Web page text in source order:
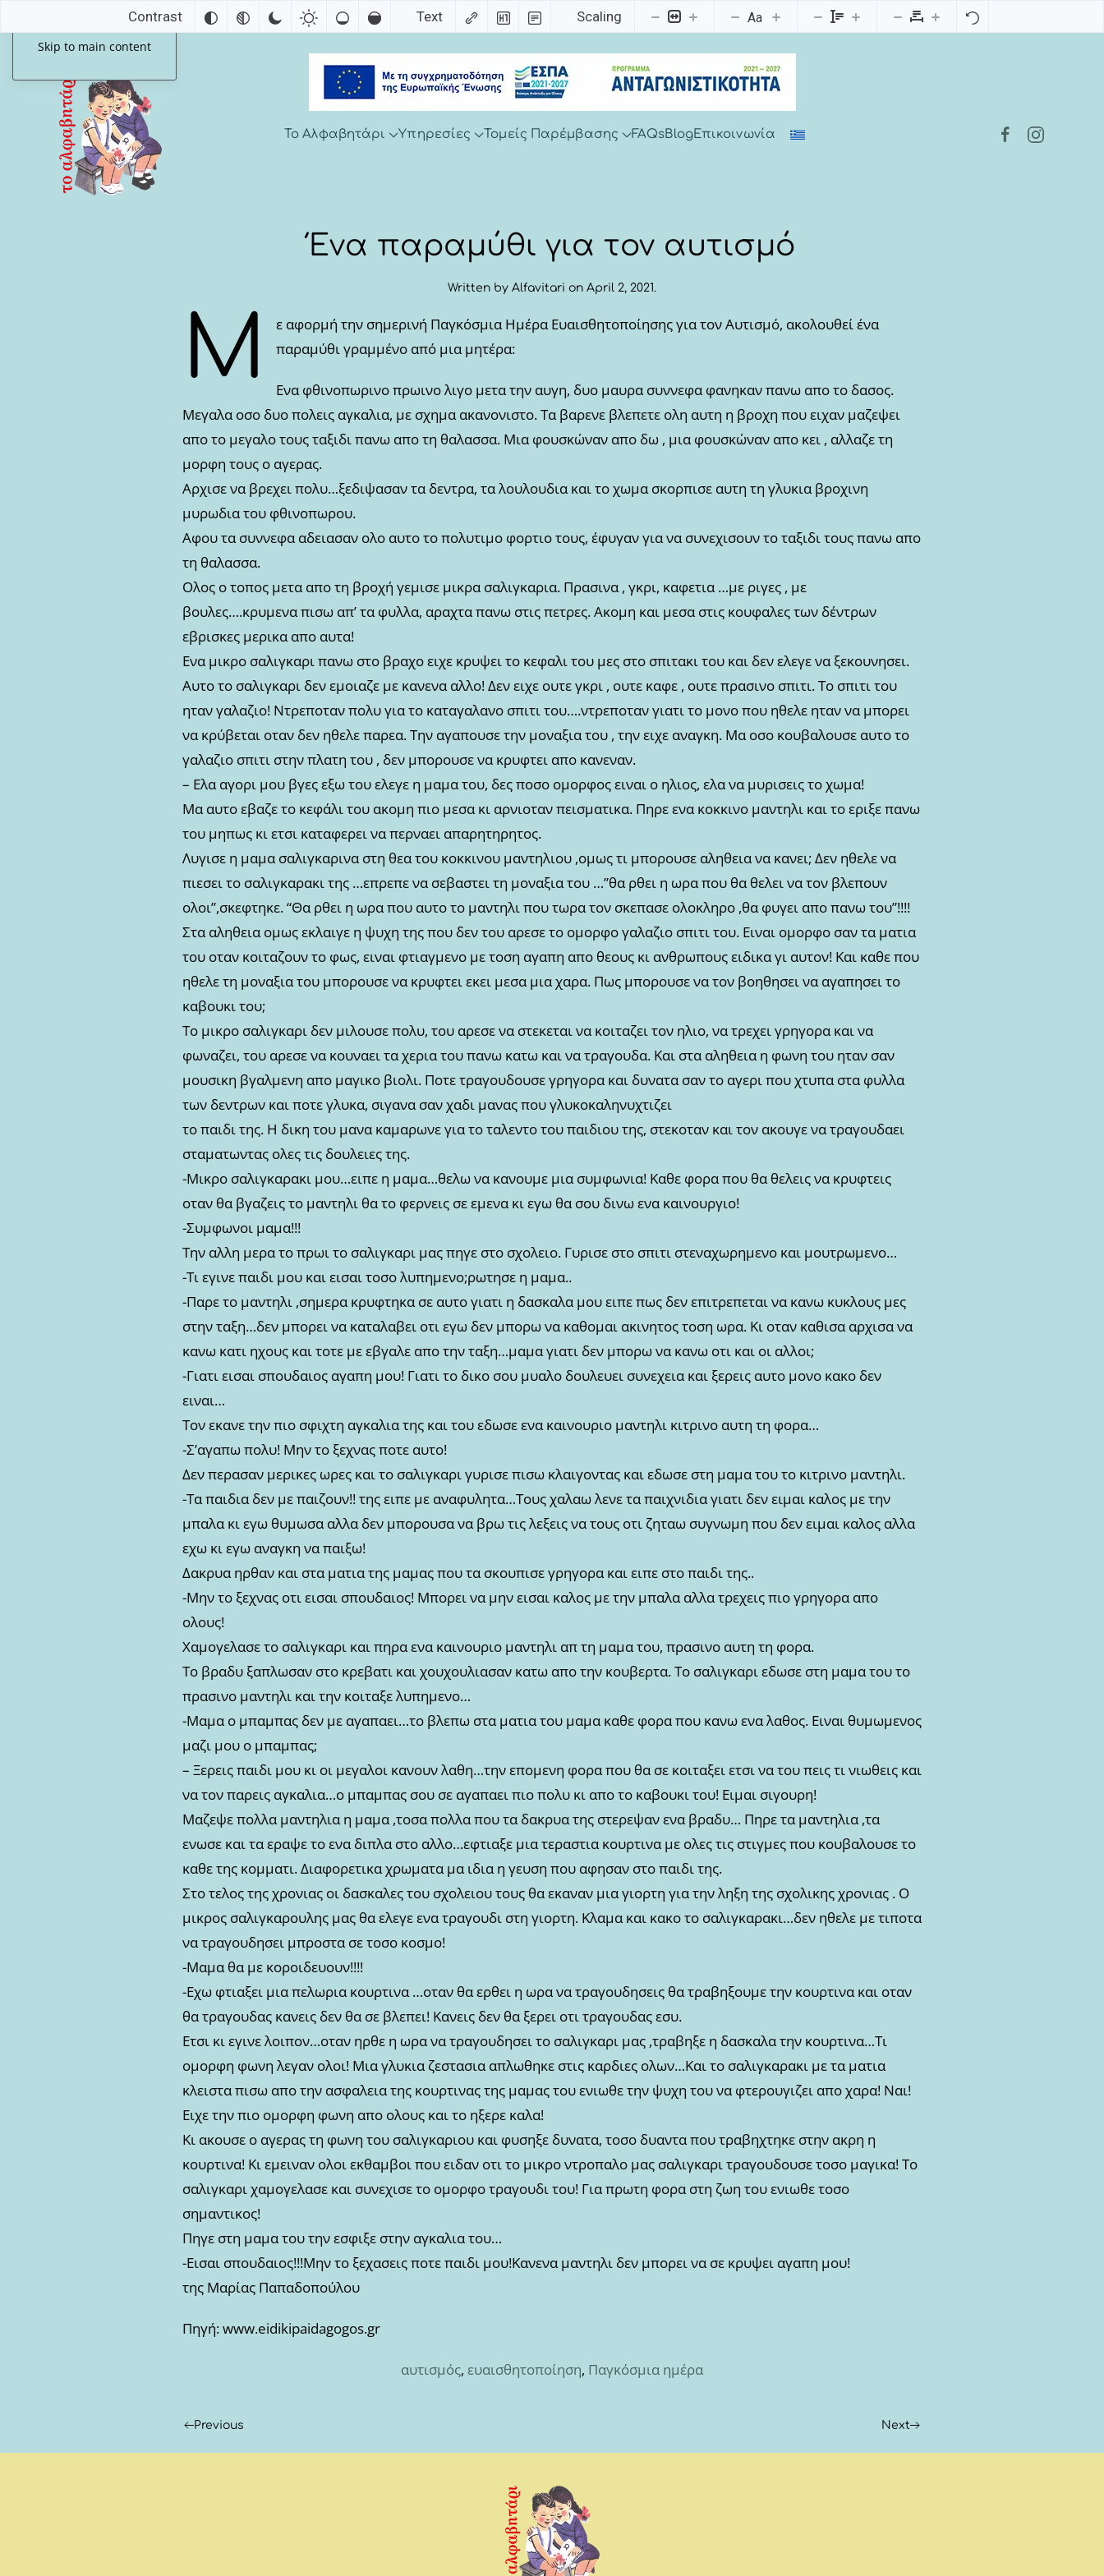
Contrast Text Scaling
Aa
Skip to main content
Το Αλφαβητάρι Υπηρεσίες Τομείς Παρέμβασης FAQsBlogΕπικοινωνία
Ένα παραμύθι για τον αυτισμό
Written by Alfavitari on April 2, 2021.
Μ
ε αφορμή την σημερινή Παγκόσμια Ημέρα Ευαισθητοποίησης για τον Αυτισμό, ακολουθεί ένα
παραμύθι γραμμένο από μια μητέρα:
Ενα φθινοπωρινο πρωινο λιγο μετα την αυγη, δυο μαυρα συννεφα φανηκαν πανω απο το δασος.
Μεγαλα οσο δυο πολεις αγκαλια, με σχημα ακανονιστο. Τα βαρενε βλεπετε ολη αυτη η βροχη που ειχαν μαζεψει
απο το μεγαλο τους ταξιδι πανω απο τη θαλασσα. Μια φουσκώναν απο δω , μια φουσκώναν απο κει , αλλαζε τη
μορφη τους ο αγερας.
Αρχισε να βρεχει πολυ…ξεδιψασαν τα δεντρα, τα λουλουδια και το χωμα σκορπισε αυτη τη γλυκια βροχινη
μυρωδια του φθινοπωρου.
Αφου τα συννεφα αδειασαν ολο αυτο το πολυτιμο φορτιο τους, έφυγαν για να συνεχισουν το ταξιδι τους πανω απο
τη θαλασσα.
Ολος ο τοπος μετα απο τη βροχή γεμισε μικρα σαλιγκαρια. Πρασινα , γκρι, καφετια …με ριγες , με
βουλες….κρυμενα πισω απ’ τα φυλλα, αραχτα πανω στις πετρες. Ακομη και μεσα στις κουφαλες των δέντρων
εβρισκες μερικα απο αυτα!
Ενα μικρο σαλιγκαρι πανω στο βραχο ειχε κρυψει το κεφαλι του μες στο σπιτακι του και δεν ελεγε να ξεκουνησει.
Αυτο το σαλιγκαρι δεν εμοιαζε με κανενα αλλο! Δεν ειχε ουτε γκρι , ουτε καφε , ουτε πρασινο σπιτι. Το σπιτι του
ηταν γαλαζιο! Ντρεποταν πολυ για το καταγαλανο σπιτι του….ντρεποταν γιατι το μονο που ηθελε ηταν να μπορει
να κρύβεται οταν δεν ηθελε παρεα. Την αγαπουσε την μοναξια του , την ειχε αναγκη. Μα οσο κουβαλουσε αυτο το
γαλαζιο σπιτι στην πλατη του , δεν μπορουσε να κρυφτει απο κανεναν.
– Ελα αγορι μου βγες εξω του ελεγε η μαμα του, δες ποσο ομορφος ειναι ο ηλιος, ελα να μυρισεις το χωμα!
Μα αυτο εβαζε το κεφάλι του ακομη πιο μεσα κι αρνιοταν πεισματικα. Πηρε ενα κοκκινο μαντηλι και το εριξε πανω
του μηπως κι ετσι καταφερει να περναει απαρητηρητος.
Λυγισε η μαμα σαλιγκαρινα στη θεα του κοκκινου μαντηλιου ,ομως τι μπορουσε αληθεια να κανει; Δεν ηθελε να
πιεσει το σαλιγκαρακι της …επρεπε να σεβαστει τη μοναξια του …”θα ρθει η ωρα που θα θελει να τον βλεπουν
ολοι”,σκεφτηκε. “Θα ρθει η ωρα που αυτο το μαντηλι που τωρα τον σκεπασε ολοκληρο ,θα φυγει απο πανω του”!!!!
Στα αληθεια ομως εκλαιγε η ψυχη της που δεν του αρεσε το ομορφο γαλαζιο σπιτι του. Ειναι ομορφο σαν τα ματια
του οταν κοιταζουν το φως, ειναι φτιαγμενο με τοση αγαπη απο θεους κι ανθρωπους ειδικα γι αυτον! Και καθε που
ηθελε τη μοναξια του μπορουσε να κρυφτει εκει μεσα μια χαρα. Πως μπορουσε να τον βοηθησει να αγαπησει το
καβουκι του;
Το μικρο σαλιγκαρι δεν μιλουσε πολυ, του αρεσε να στεκεται να κοιταζει τον ηλιο, να τρεχει γρηγορα και να
φωναζει, του αρεσε να κουναει τα χερια του πανω κατω και να τραγουδα. Και στα αληθεια η φωνη του ηταν σαν
μουσικη βγαλμενη απο μαγικο βιολι. Ποτε τραγουδουσε γρηγορα και δυνατα σαν το αγερι που χτυπα στα φυλλα
των δεντρων και ποτε γλυκα, σιγανα σαν χαδι μανας που γλυκοκαληνυχτιζει
το παιδι της. Η δικη του μανα καμαρωνε για το ταλεντο του παιδιου της, στεκοταν και τον ακουγε να τραγουδαει
σταματωντας ολες τις δουλειες της.
-Μικρο σαλιγκαρακι μου…ειπε η μαμα…θελω να κανουμε μια συμφωνια! Καθε φορα που θα θελεις να κρυφτεις
οταν θα βγαζεις το μαντηλι θα το φερνεις σε εμενα κι εγω θα σου δινω ενα καινουργιο!
-Συμφωνοι μαμα!!!
Την αλλη μερα το πρωι το σαλιγκαρι μας πηγε στο σχολειο. Γυρισε στο σπιτι στεναχωρημενο και μουτρωμενο…
-Τι εγινε παιδι μου και εισαι τοσο λυπημενο;ρωτησε η μαμα..
-Παρε το μαντηλι ,σημερα κρυφτηκα σε αυτο γιατι η δασκαλα μου ειπε πως δεν επιτρεπεται να κανω κυκλους μες
στην ταξη…δεν μπορει να καταλαβει οτι εγω δεν μπορω να καθομαι ακινητος τοση ωρα. Κι οταν καθισα αρχισα να
κανω κατι ηχους και τοτε με εβγαλε απο την ταξη…μαμα γιατι δεν μπορω να κανω οτι και οι αλλοι;
-Γιατι εισαι σπουδαιος αγαπη μου! Γιατι το δικο σου μυαλο δουλευει συνεχεια και ξερεις αυτο μονο κακο δεν
ειναι…
Τον εκανε την πιο σφιχτη αγκαλια της και του εδωσε ενα καινουριο μαντηλι κιτρινο αυτη τη φορα…
-Σ’αγαπω πολυ! Μην το ξεχνας ποτε αυτο!
Δεν περασαν μερικες ωρες και το σαλιγκαρι γυρισε πισω κλαιγοντας και εδωσε στη μαμα του το κιτρινο μαντηλι.
-Τα παιδια δεν με παιζουν!! της ειπε με αναφυλητα…Τους χαλαω λενε τα παιχνιδια γιατι δεν ειμαι καλος με την
μπαλα κι εγω θυμωσα αλλα δεν μπορουσα να βρω τις λεξεις να τους οτι ζηταω συγνωμη που δεν ειμαι καλος αλλα
εχω κι εγω αναγκη να παιξω!
Δακρυα ηρθαν και στα ματια της μαμας που τα σκουπισε γρηγορα και ειπε στο παιδι της..
-Μην το ξεχνας οτι εισαι σπουδαιος! Μπορει να μην εισαι καλος με την μπαλα αλλα τρεχεις πιο γρηγορα απο
ολους!
Χαμογελασε το σαλιγκαρι και πηρα ενα καινουριο μαντηλι απ τη μαμα του, πρασινο αυτη τη φορα.
Το βραδυ ξαπλωσαν στο κρεβατι και χουχουλιασαν κατω απο την κουβερτα. Το σαλιγκαρι εδωσε στη μαμα του το
πρασινο μαντηλι και την κοιταξε λυπημενο…
-Μαμα ο μπαμπας δεν με αγαπαει…το βλεπω στα ματια του μαμα καθε φορα που κανω ενα λαθος. Ειναι θυμωμενος
μαζι μου ο μπαμπας;
– Ξερεις παιδι μου κι οι μεγαλοι κανουν λαθη…την επομενη φορα που θα σε κοιταξει ετσι να του πεις τι νιωθεις και
να τον παρεις αγκαλια…ο μπαμπας σου σε αγαπαει πιο πολυ κι απο το καβουκι του! Ειμαι σιγουρη!
Μαζεψε πολλα μαντηλια η μαμα ,τοσα πολλα που τα δακρυα της στερεψαν ενα βραδυ… Πηρε τα μαντηλια ,τα
ενωσε και τα εραψε το ενα διπλα στο αλλο…εφτιαξε μια τεραστια κουρτινα με ολες τις στιγμες που κουβαλουσε το
καθε της κομματι. Διαφορετικα χρωματα μα ιδια η γευση που αφησαν στο παιδι της.
Στο τελος της χρονιας οι δασκαλες του σχολειου τους θα εκαναν μια γιορτη για την ληξη της σχολικης χρονιας . Ο
μικρος σαλιγκαρουλης μας θα ελεγε ενα τραγουδι στη γιορτη. Κλαμα και κακο το σαλιγκαρακι…δεν ηθελε με τιποτα
να τραγουδησει μπροστα σε τοσο κοσμο!
-Μαμα θα με κοροιδευουν!!!!
-Εχω φτιαξει μια πελωρια κουρτινα …οταν θα ερθει η ωρα να τραγουδησεις θα τραβηξουμε την κουρτινα και οταν
θα τραγουδας κανεις δεν θα σε βλεπει! Κανεις δεν θα ξερει οτι τραγουδας εσυ.
Ετσι κι εγινε λοιπον…οταν ηρθε η ωρα να τραγουδησει το σαλιγκαρι μας ,τραβηξε η δασκαλα την κουρτινα…Τι
ομορφη φωνη λεγαν ολοι! Μια γλυκια ζεστασια απλωθηκε στις καρδιες ολων…Και το σαλιγκαρακι με τα ματια
κλειστα πισω απο την ασφαλεια της κουρτινας της μαμας του ενιωθε την ψυχη του να φτερουγιζει απο χαρα! Ναι!
Ειχε την πιο ομορφη φωνη απο ολους και το ηξερε καλα!
Κι ακουσε ο αγερας τη φωνη του σαλιγκαριου και φυσηξε δυνατα, τοσο δυαντα που τραβηχτηκε στην ακρη η
κουρτινα! Κι εμειναν ολοι εκθαμβοι που ειδαν οτι το μικρο ντροπαλο μας σαλιγκαρι τραγουδουσε τοσο μαγικα! Το
σαλιγκαρι χαμογελασε και συνεχισε το ομορφο τραγουδι του! Για πρωτη φορα στη ζωη του ενιωθε τοσο
σημαντικος!
Πηγε στη μαμα του την εσφιξε στην αγκαλια του…
-Εισαι σπουδαιος!!!Μην το ξεχασεις ποτε παιδι μου!Κανενα μαντηλι δεν μπορει να σε κρυψει αγαπη μου!
της Μαρίας Παπαδοπούλου
Πηγή: www.eidikipaidagogos.gr
αυτισμός, ευαισθητοποίηση, Παγκόσμια ημέρα
Previous Next